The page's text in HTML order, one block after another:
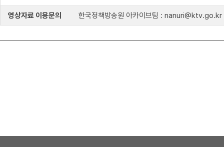
영상자료 이용문의 한국정책방송원 아카이브팀 : nanuri@ktv.go.kr